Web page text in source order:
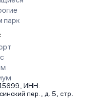
парк
ИНН:
пер., д. 5, стр.